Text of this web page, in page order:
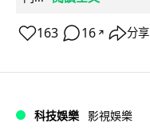
163 16 ↗ 分享
科技娛樂 影視娛樂